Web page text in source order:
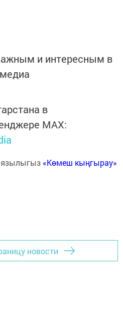
и интересным в
в
MАХ:
язылыгыз «Көмеш кыңгырау»
новости